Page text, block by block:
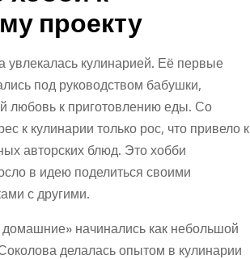
проекту
увлекалась кулинарией. Её первые
под руководством бабушки,
любовь к приготовлению еды. Со
к кулинарии только рос, что привело к
авторских блюд. Это хобби
в идею поделиться своими
с другими.
начинались как небольшой
делалась опытом в кулинарии